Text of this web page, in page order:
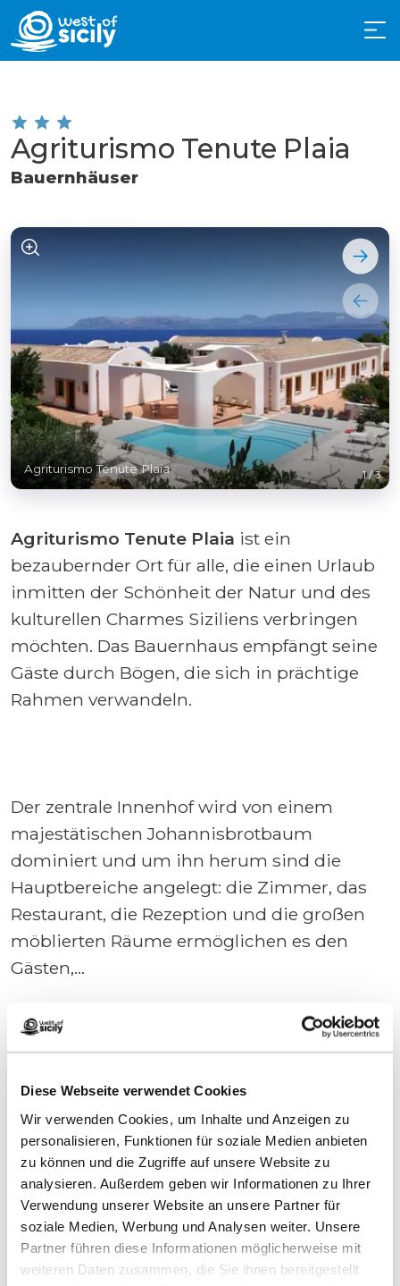
Diese Webseite verwendet Cookies
Wir verwenden Cookies, um Inhalte und Anzeigen zu
personalisieren, Funktionen für soziale Medien anbieten
zu können und die Zugriffe auf unsere Website zu
analysieren. Außerdem geben wir Informationen zu Ihrer
Verwendung unserer Website an unsere Partner für
soziale Medien, Werbung und Analysen weiter. Unsere
Partner führen diese Informationen möglicherweise mit
weiteren Daten zusammen, die Sie ihnen bereitgestellt
Agriturismo Tenute Plaia
Bauernhäuser
Agriturismo Tenute Plaia 1/3
Agriturismo Tenute Plaia ist ein
bezaubernder Ort für alle, die einen Urlaub
inmitten der Schönheit der Natur und des
kulturellen Charmes Siziliens verbringen
möchten. Das Bauernhaus empfängt seine
Gäste durch Bögen, die sich in prächtige
Rahmen verwandeln.
Der zentrale Innenhof wird von einem
majestätischen Johannisbrotbaum
dominiert und um ihn herum sind die
Hauptbereiche angelegt: die Zimmer, das
Restaurant, die Rezeption und die großen
möblierten Räume ermöglichen es den
Gästen,...